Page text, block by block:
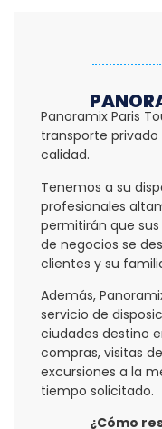
Panoramix Paris
transporte
calidad.
Tenemos a su
profesionales
permitirán que
de negocios se
clientes y su
Además,
servicio de
ciudades destino
compras, visitas
excursiones a la
tiempo solicitado.
¿Cómo